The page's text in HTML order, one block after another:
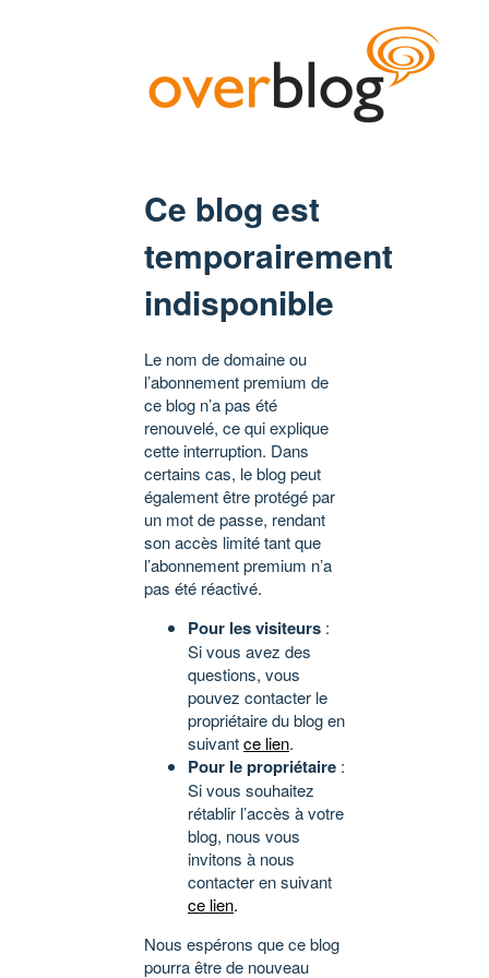
Ce blog est
temporairement
indisponible
Le nom de domaine ou
l’abonnement premium de
ce blog n’a pas été
renouvelé, ce qui explique
cette interruption. Dans
certains cas, le blog peut
également être protégé par
un mot de passe, rendant
son accès limité tant que
l’abonnement premium n’a
pas été réactivé.
Pour les visiteurs :
Si vous avez des
questions, vous
pouvez contacter le
propriétaire du blog en
suivantce lien.
Pour le propriétaire :
Si vous souhaitez
rétablir l’accès à votre
blog, nous vous
invitons à nous
contacter en suivant
ce lien.
Nous espérons que ce blog
pourra être de nouveau